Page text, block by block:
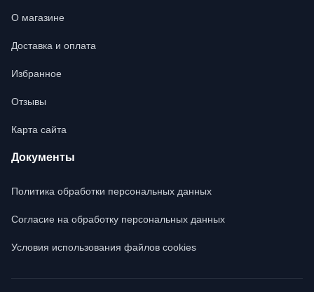
О магазине
Доставка и оплата
Избранное
Отзывы
Карта сайта
Документы
Политика обработки персональных данных
Согласие на обработку персональных данных
Условия использования файлов cookies